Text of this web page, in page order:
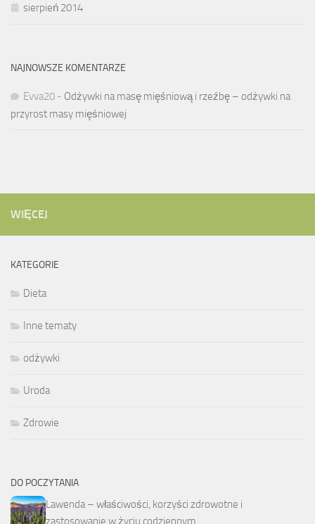
sierpień 2014
NAJNOWSZE KOMENTARZE
Evva20 - Odżywki na masę mięśniową i rzeźbę – odżywki na
przyrost masy mięśniowej
WIĘCEJ
KATEGORIE
Dieta
Inne tematy
odżywki
Uroda
Zdrowie
DO POCZYTANIA
Lawenda – właściwości, korzyści zdrowotne i